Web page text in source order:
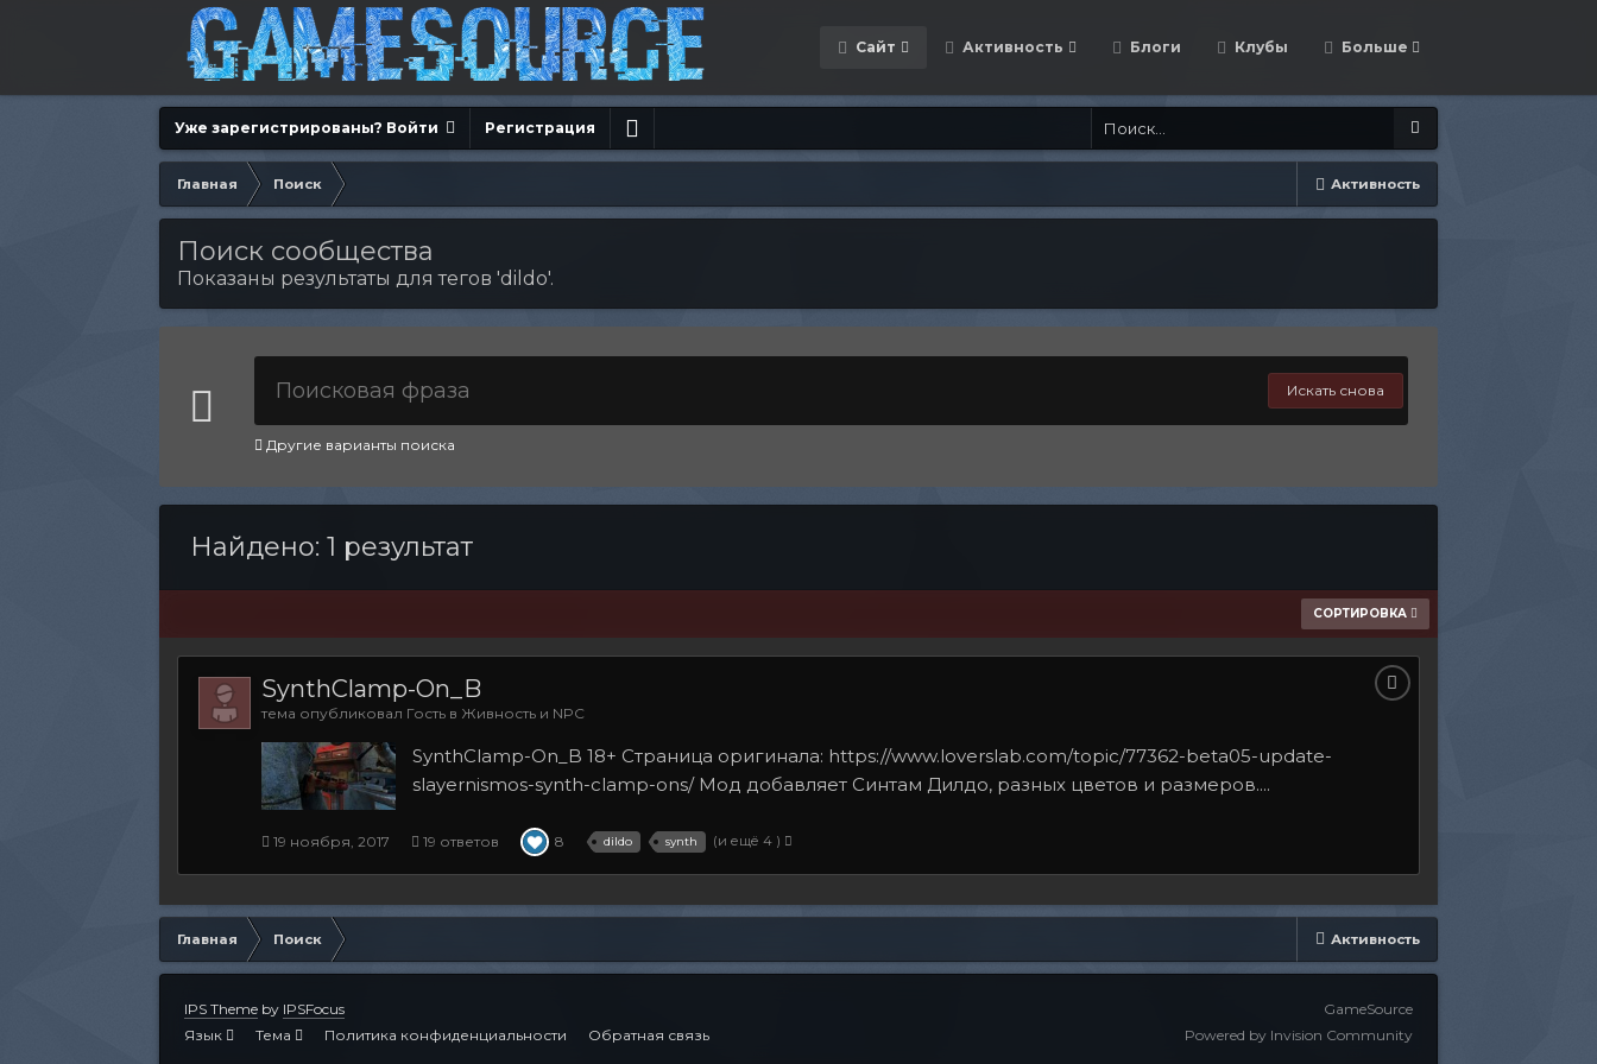
Сайт Активность Блоги Клубы Больше
Уже зарегистрированы? Войти Регистрация
Активность
Главная Поиск
Поиск сообщества
Показаны результаты для тегов 'dildo'.
Искать снова
Другие варианты поиска
Найдено: 1 результат
СОРТИРОВКА
SynthClamp-On_B
тема опубликовал Гость в Живность и NPC
SynthClamp-On_B 18+ Страница оригинала: https://www.loverslab.com/topic/77362-beta05-update-
slayernismos-synth-clamp-ons/ Мод добавляет Синтам Дилдо, разных цветов и размеров....
19 ноября, 2017 19 ответов 8 dildo synth (и ещё 4 )
Активность
Главная Поиск
IPS Theme by IPSFocus
Язык
Тема Политика конфиденциальности Обратная связь
GameSource
Powered by Invision Community